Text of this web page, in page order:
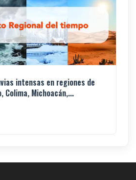
intensas en regiones de
Colima, Michoacán,...